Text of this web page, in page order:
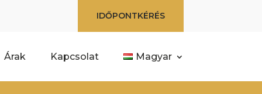
IDŐPONTKÉRÉS
Árak Kapcsolat Magyar